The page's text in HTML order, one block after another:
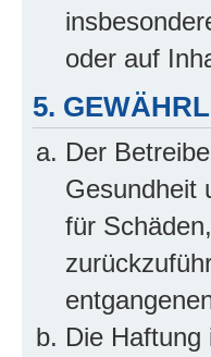
oder auf
5.
Der
Gesundheit
für
Die